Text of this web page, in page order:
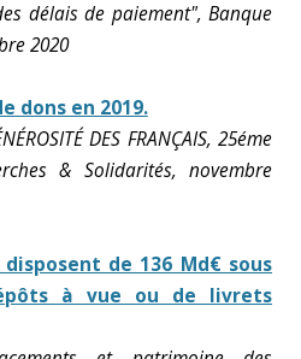
délais de paiement", Banque
2020
dons en 2019.
DES FRANÇAIS, 25éme
& Solidarités, novembre
disposent de 136 Md€ sous
à vue ou de livrets